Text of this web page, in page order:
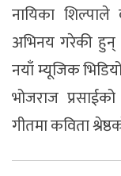
नायिका
अभिनय गरेकी हुन्
नयाँ म्यूजिक
भोजराज
गीतमा कविता